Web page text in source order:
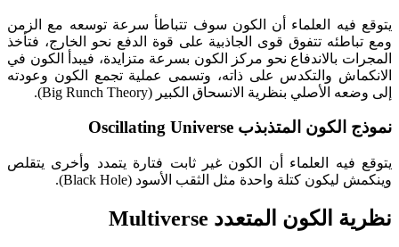
يتوقع فيه العلماء أن الكون سوف تتباطأ سرعة توسعه مع الزمن
ومع تباطئه تتفوق قوى الجاذبية على قوة الدفع نحو الخارج، فتأخذ
المجرات بالاندفاع نحو مركز الكون بسرعة متزايدة، فيبدأ الكون في
الانكماش والتكدس على ذاته، وتسمى عملية تجمع الكون وعودته
إلى وضعه الأصلي بنظرية الانسحاق الكبير (Big Runch Theory).
نموذج الكون المتذبذب Oscillating Universe
يتوقع فيه العلماء أن الكون غير ثابت فتارة يتمدد وأخرى يتقلص
وينكمش ليكون كتلة واحدة مثل الثقب الأسود (Black Hole).
نظرية الكون المتعدد Multiverse